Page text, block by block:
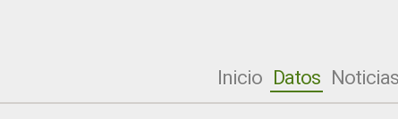
Inicio Datos Noticias